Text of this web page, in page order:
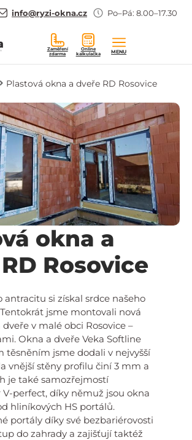
info@ryzi-okna.cz Po–Pá: 8.00–17.30
Zaměření
zdarma
Online
kalkulačka
MENU
Plastová okna a dveře RD Rosovice
okna a
Rosovice
antracitu si získal srdce našeho
jsme montovali nová
v malé obci Rosovice –
Okna a dveře Veka Softline
těsněním jsme dodali v nejvyšší
vnější stěny profilu činí 3 mm a
je také samozřejmostí
perfect, díky němuž jsou okna
hliníkových HS portálů.
portály díky své bezbariérovosti
do zahrady a zajišťují taktéž